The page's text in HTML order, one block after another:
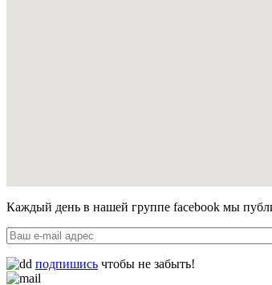
Каждый день в нашей группе facebook мы
подпишись чтобы не забыть!